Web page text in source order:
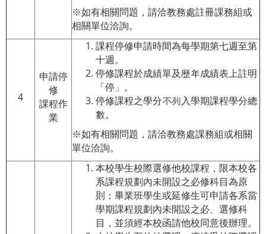
※如有相關問題，請洽教務處註冊課務組或
相關單位洽詢。
4
申請停
修
課程作
業
課程停修申請時間為每學期第七週至第
十週。
停修課程於成績單及歷年成績表上註明
「停」。
停修課程之學分不列入學期課程學分總
數。
※如有相關問題，請洽教務處課務組或相關
單位洽詢。
本校學生校際選修他校課程，限本校各
系課程規劃內未開設之必修科目為原
則；畢業班學生或延修生可申請各系當
學期課程規劃內未開設之必、選修科
目，並須經本校函請他校同意後辦理。